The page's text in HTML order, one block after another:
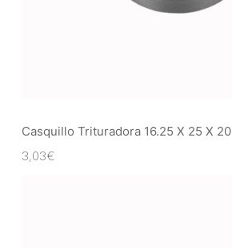
Casquillo Trituradora 16.25 X 25 X 20
3,03€